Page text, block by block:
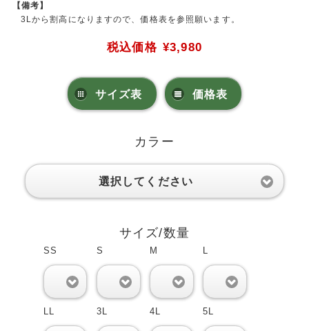
【備考】
3Lから割高になりますので、価格表を参照願います。
税込価格 ¥3,980
サイズ表 価格表
カラー
選択してください
サイズ/数量
SS S M L
LL 3L 4L 5L